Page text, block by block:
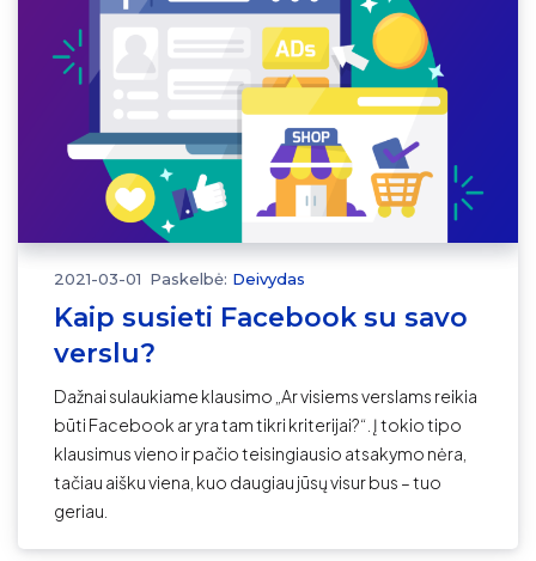
2021-03-01 Paskelbė: Deivydas
Kaip susieti Facebook su savo
verslu?
Dažnai sulaukiame klausimo „Ar visiems verslams reikia
būti Facebook ar yra tam tikri kriterijai?“. Į tokio tipo
klausimus vieno ir pačio teisingiausio atsakymo nėra,
tačiau aišku viena, kuo daugiau jūsų visur bus – tuo
geriau.